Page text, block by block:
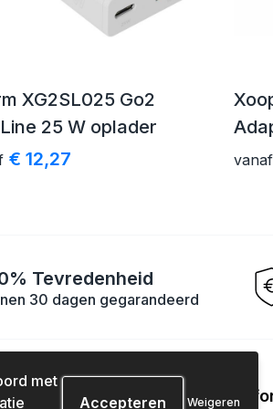
XG2SL025 Go2
25 W oplader
€ 12,27 vanaf
Tevredenheid
30 dagen gegarandeerd
met
Weigeren